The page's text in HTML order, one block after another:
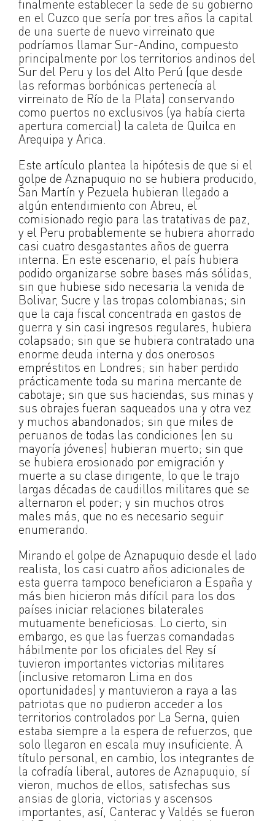
finalmente establecer la sede de su gobierno
en el Cuzco que sería por tres años la capital
de una suerte de nuevo virreinato que
podríamos llamar Sur-Andino, compuesto
principalmente por los territorios andinos del
Sur del Peru y los del Alto Perú (que desde
las reformas borbónicas pertenecía al
virreinato de Río de la Plata) conservando
como puertos no exclusivos (ya había cierta
apertura comercial) la caleta de Quilca en
Arequipa y Arica.
Este artículo plantea la hipótesis de que si el
golpe de Aznapuquio no se hubiera producido,
San Martín y Pezuela hubieran llegado a
algún entendimiento con Abreu, el
comisionado regio para las tratativas de paz,
y el Peru probablemente se hubiera ahorrado
casi cuatro desgastantes años de guerra
interna. En este escenario, el país hubiera
podido organizarse sobre bases más sólidas,
sin que hubiese sido necesaria la venida de
Bolivar, Sucre y las tropas colombianas; sin
que la caja fiscal concentrada en gastos de
guerra y sin casi ingresos regulares, hubiera
colapsado; sin que se hubiera contratado una
enorme deuda interna y dos onerosos
empréstitos en Londres; sin haber perdido
prácticamente toda su marina mercante de
cabotaje; sin que sus haciendas, sus minas y
sus obrajes fueran saqueados una y otra vez
y muchos abandonados; sin que miles de
peruanos de todas las condiciones (en su
mayoría jóvenes) hubieran muerto; sin que
se hubiera erosionado por emigración y
muerte a su clase dirigente, lo que le trajo
largas décadas de caudillos militares que se
alternaron el poder; y sin muchos otros
males más, que no es necesario seguir
enumerando.
Mirando el golpe de Aznapuquio desde el lado
realista, los casi cuatro años adicionales de
esta guerra tampoco beneficiaron a España y
más bien hicieron más difícil para los dos
países iniciar relaciones bilaterales
mutuamente beneficiosas. Lo cierto, sin
embargo, es que las fuerzas comandadas
hábilmente por los oficiales del Rey sí
tuvieron importantes victorias militares
(inclusive retomaron Lima en dos
oportunidades) y mantuvieron a raya a las
patriotas que no pudieron acceder a los
territorios controlados por La Serna, quien
estaba siempre a la espera de refuerzos, que
solo llegaron en escala muy insuficiente. A
título personal, en cambio, los integrantes de
la cofradía liberal, autores de Aznapuquio, sí
vieron, muchos de ellos, satisfechas sus
ansias de gloria, victorias y ascensos
importantes, así, Canterac y Valdés se fueron